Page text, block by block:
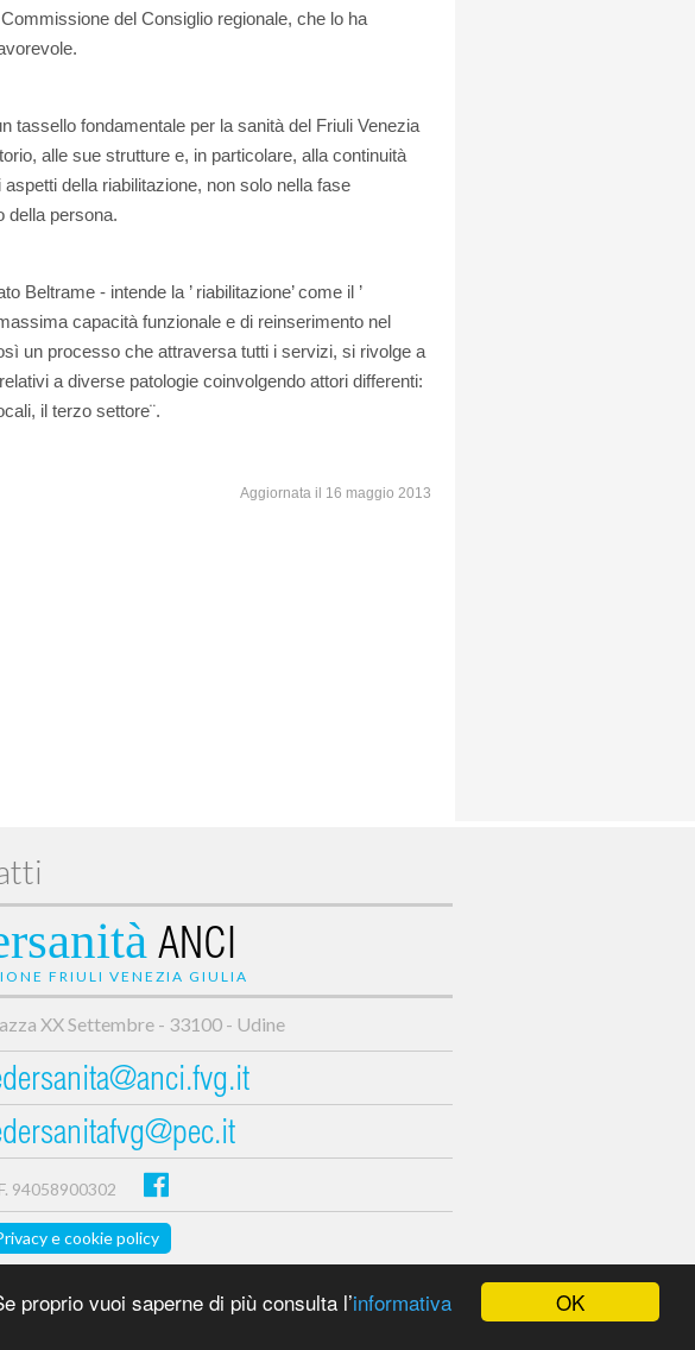
OK
proprio vuoi saperne di più consulta l’informativa
del Consiglio regionale, che lo ha
tassello fondamentale per la sanità del Friuli Venezia
alle sue strutture e, in particolare, alla continuità
della riabilitazione, non solo nella fase
della persona.
Beltrame - intende la ’ riabilitazione’ come il ’
capacità funzionale e di reinserimento nel
un processo che attraversa tutti i servizi, si rivolge a
a diverse patologie coinvolgendo attori differenti:
il terzo settore¨.
Aggiornata il 16 maggio 2013
ANCI
FRIULI VENEZIA GIULIA
XX Settembre - 33100 - Udine
94058900302
e cookie policy